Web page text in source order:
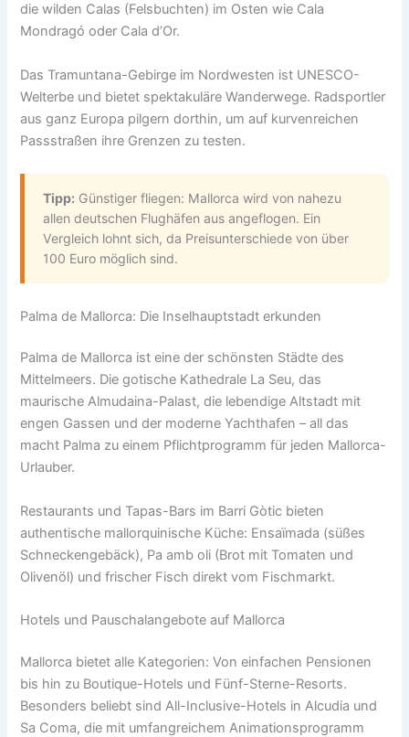
die wilden Calas (Felsbuchten) im Osten wie Cala
Mondragó oder Cala d’Or.
Das Tramuntana-Gebirge im Nordwesten ist UNESCO-
Welterbe und bietet spektakuläre Wanderwege. Radsportler
aus ganz Europa pilgern dorthin, um auf kurvenreichen
Passstraßen ihre Grenzen zu testen.
Tipp: Günstiger fliegen: Mallorca wird von nahezu
allen deutschen Flughäfen aus angeflogen. Ein
Vergleich lohnt sich, da Preisunterschiede von über
100 Euro möglich sind.
Palma de Mallorca: Die Inselhauptstadt erkunden
Palma de Mallorca ist eine der schönsten Städte des
Mittelmeers. Die gotische Kathedrale La Seu, das
maurische Almudaina-Palast, die lebendige Altstadt mit
engen Gassen und der moderne Yachthafen – all das
macht Palma zu einem Pflichtprogramm für jeden Mallorca-
Urlauber.
Restaurants und Tapas-Bars im Barri Gòtic bieten
authentische mallorquinische Küche: Ensaïmada (süßes
Schneckengebäck), Pa amb oli (Brot mit Tomaten und
Olivenöl) und frischer Fisch direkt vom Fischmarkt.
Hotels und Pauschalangebote auf Mallorca
Mallorca bietet alle Kategorien: Von einfachen Pensionen
bis hin zu Boutique-Hotels und Fünf-Sterne-Resorts.
Besonders beliebt sind All-Inclusive-Hotels in Alcudia und
Sa Coma, die mit umfangreichem Animationsprogramm